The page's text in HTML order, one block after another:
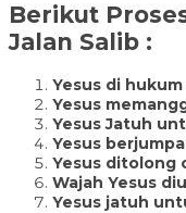
Berikut
Jalan Salib :
Yesus di
Yesus
Yesus Jatuh
Yesus
Yesus ditolong
Wajah Yesus
Yesus jatuh